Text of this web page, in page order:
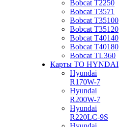
Bobcat Т2250
Bobcat Т3571
Bobcat Т35100
Bobcat Т35120
Bobcat Т40140
Bobcat Т40180
Bobcat ТL360
Карты ТО HYNDAI
Hyundai
R170W-7
Hyundai
R200W-7
Hyundai
R220LC-9S